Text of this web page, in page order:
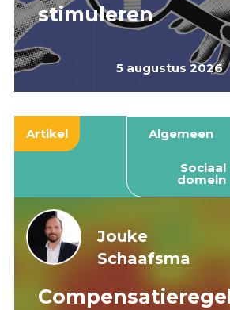
5 augustus 2026
stimuleren
Artikel Algemeen
Sociaal
domein
Jouke
Schaafsma